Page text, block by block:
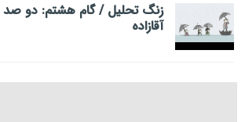
زنگ تحلیل / گام هشتم: دو
آقازاده